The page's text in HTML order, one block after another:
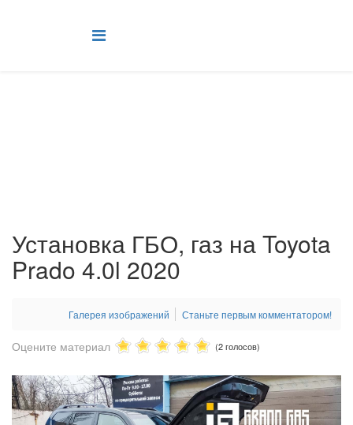
Установка ГБО, газ на Toyota
Prado 4.0l 2020
Галерея изображений Станьте первым комментатором!
Оцените материал (2 голосов)